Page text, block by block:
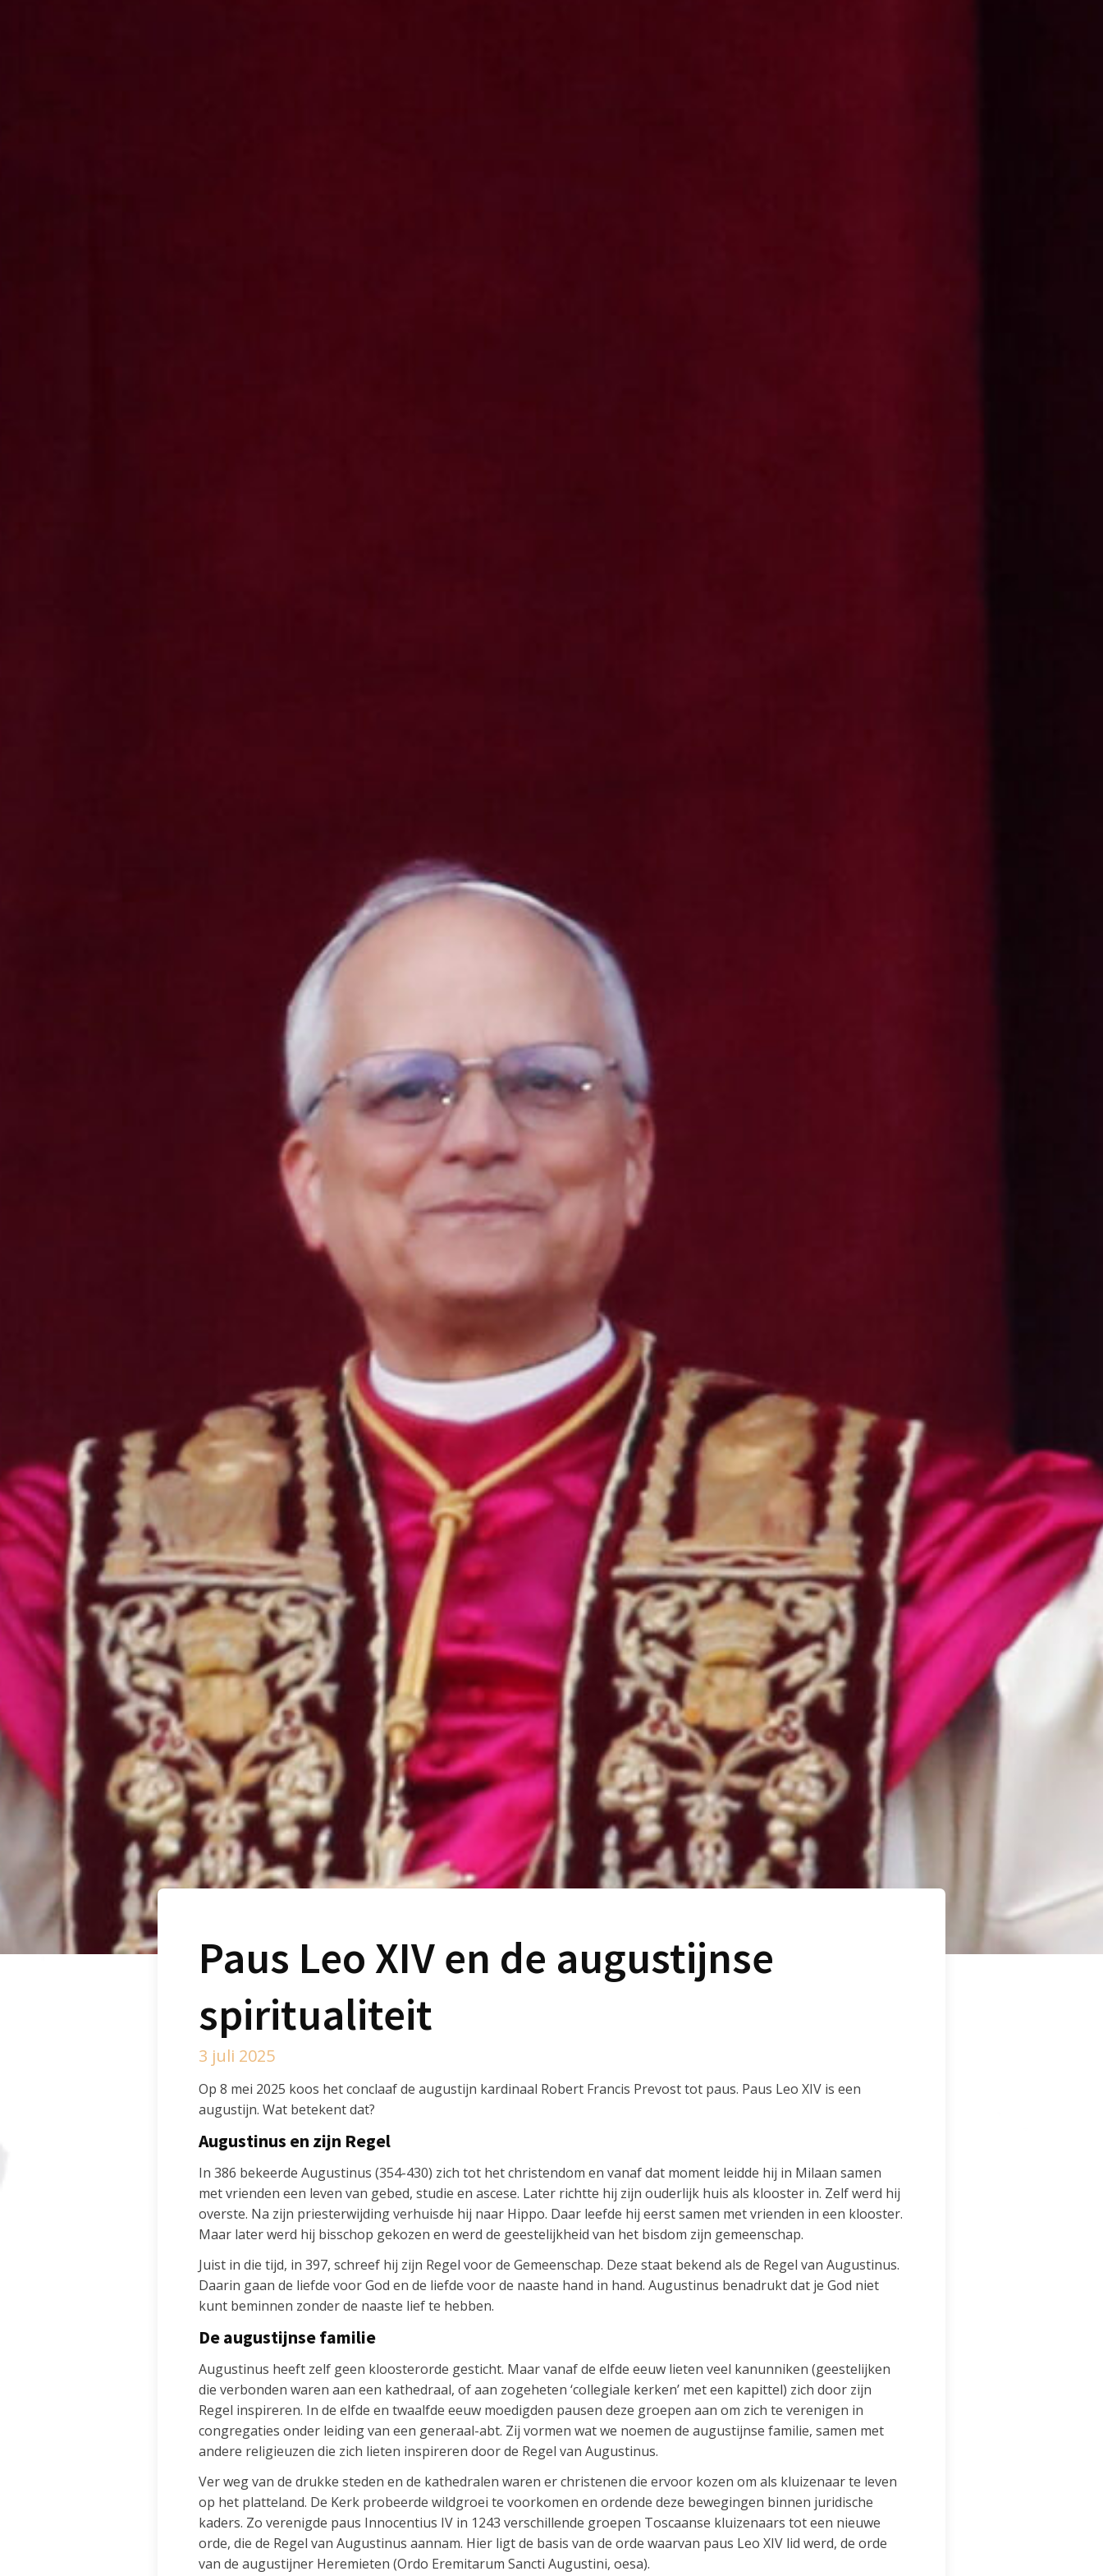
Paus Leo XIV en de augustijnse
spiritualiteit
3 juli 2025
Op 8 mei 2025 koos het conclaaf de augustijn kardinaal Robert Francis Prevost tot paus. Paus Leo XIV is een
augustijn. Wat betekent dat?
Augustinus en zijn Regel
In 386 bekeerde Augustinus (354-430) zich tot het christendom en vanaf dat moment leidde hij in Milaan samen
met vrienden een leven van gebed, studie en ascese. Later richtte hij zijn ouderlijk huis als klooster in. Zelf werd hij
overste. Na zijn priesterwijding verhuisde hij naar Hippo. Daar leefde hij eerst samen met vrienden in een klooster.
Maar later werd hij bisschop gekozen en werd de geestelijkheid van het bisdom zijn gemeenschap.
Juist in die tijd, in 397, schreef hij zijn Regel voor de Gemeenschap. Deze staat bekend als de Regel van Augustinus.
Daarin gaan de liefde voor God en de liefde voor de naaste hand in hand. Augustinus benadrukt dat je God niet
kunt beminnen zonder de naaste lief te hebben.
De augustijnse familie
Augustinus heeft zelf geen kloosterorde gesticht. Maar vanaf de elfde eeuw lieten veel kanunniken (geestelijken
die verbonden waren aan een kathedraal, of aan zogeheten ‘collegiale kerken’ met een kapittel) zich door zijn
Regel inspireren. In de elfde en twaalfde eeuw moedigden pausen deze groepen aan om zich te verenigen in
congregaties onder leiding van een generaal-abt. Zij vormen wat we noemen de augustijnse familie, samen met
andere religieuzen die zich lieten inspireren door de Regel van Augustinus.
Ver weg van de drukke steden en de kathedralen waren er christenen die ervoor kozen om als kluizenaar te leven
op het platteland. De Kerk probeerde wildgroei te voorkomen en ordende deze bewegingen binnen juridische
kaders. Zo verenigde paus Innocentius IV in 1243 verschillende groepen Toscaanse kluizenaars tot een nieuwe
orde, die de Regel van Augustinus aannam. Hier ligt de basis van de orde waarvan paus Leo XIV lid werd, de orde
van de augustijner Heremieten (Ordo Eremitarum Sancti Augustini, oesa).